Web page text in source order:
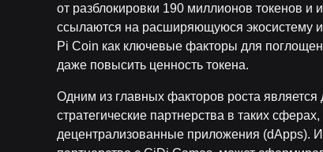
от разблокировки 190 миллионов токенов и
ссылаются на расширяющуюся экосистему
Pi Coin как ключевые факторы для
даже повысить ценность токена.
Одним из главных факторов роста
стратегические партнерства в таких
децентрализованные приложения (dApps).